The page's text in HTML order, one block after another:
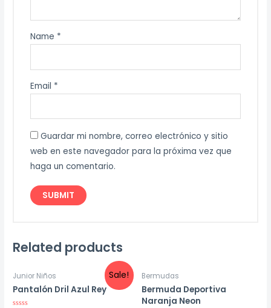
Name *
Email *
Guardar mi nombre, correo electrónico y sitio
web en este navegador para la próxima vez que
haga un comentario.
Related products
Sale!
Junior Niños
Pantalón Dril Azul Rey
Bermudas
Bermuda Deportiva
Naranja Neon